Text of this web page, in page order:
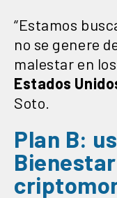
“Estamos
no se genere
malestar en los
Estados
Soto.
Plan B: